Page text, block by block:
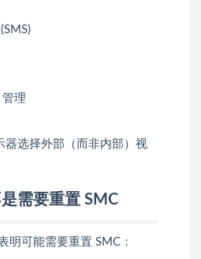
管理
器选择外部（而非内部）视
需要重置 SMC
明可能需要重置 SMC：